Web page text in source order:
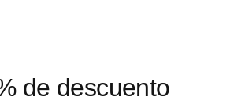
de descuento